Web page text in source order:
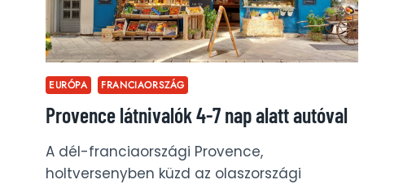
EURÓPA FRANCIAORSZÁG
Provence látnivalók 4-7 nap alatt autóval
A dél-franciaországi Provence,
holtversenyben küzd az olaszországi